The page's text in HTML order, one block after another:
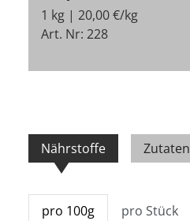
1 kg | 20,00 €/kg
Art. Nr: 228
Nährstoffe Zutaten
pro 100g pro Stück